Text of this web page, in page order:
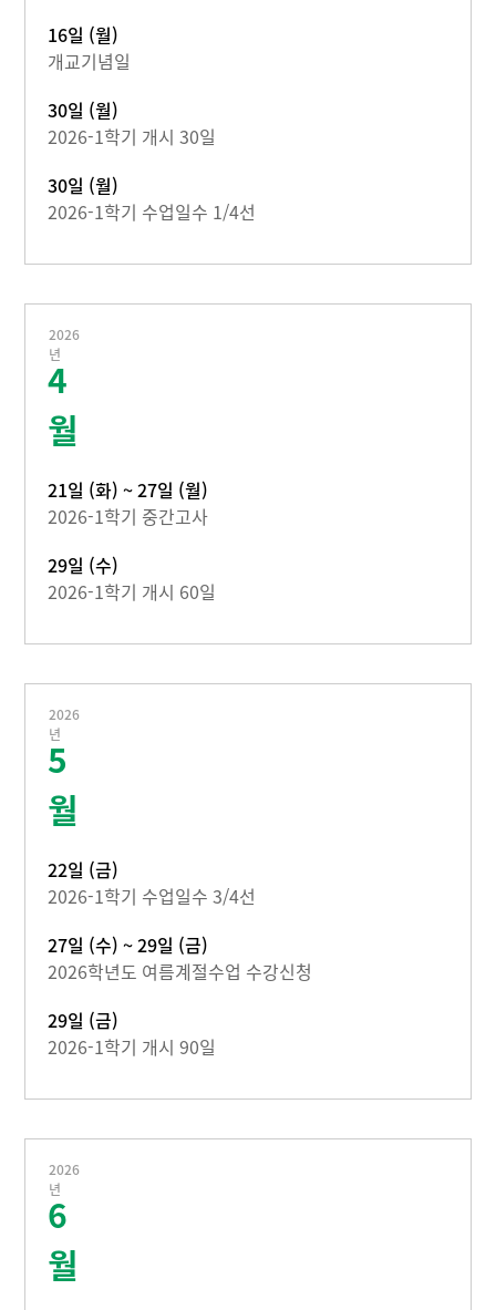
16일 (월)
개교기념일
30일 (월)
2026-1학기 개시 30일
30일 (월)
2026-1학기 수업일수 1/4선
2026
년
4
월
21일 (화) ~ 27일 (월)
2026-1학기 중간고사
29일 (수)
2026-1학기 개시 60일
2026
년
5
월
22일 (금)
2026-1학기 수업일수 3/4선
27일 (수) ~ 29일 (금)
2026학년도 여름계절수업 수강신청
29일 (금)
2026-1학기 개시 90일
2026
년
6
월